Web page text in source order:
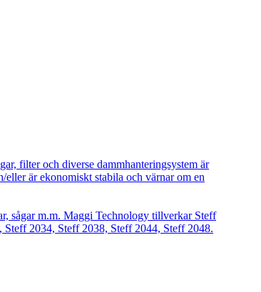
filter och diverse dammhanteringsystem är
är ekonomiskt stabila och värnar om en
sågar m.m. Maggi Technology tillverkar Steff
2034, Steff 2038, Steff 2044, Steff 2048.